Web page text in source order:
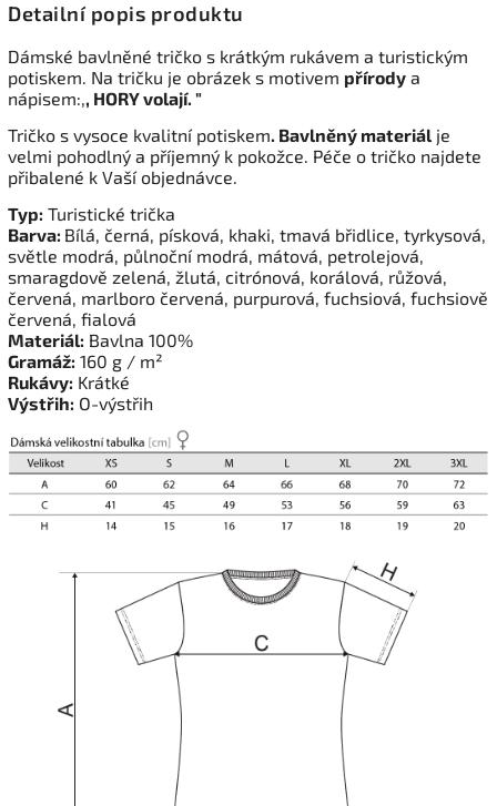
Detailní popis produktu
Dámské bavlněné tričko s krátkým rukávem a turistickým
potiskem. Na tričku je obrázek s motivem přírody a
nápisem:,, HORY volají. "
Tričko s vysoce kvalitní potiskem. Bavlněný materiál je
velmi pohodlný a příjemný k pokožce. Péče o tričko najdete
přibalené k Vaší objednávce.
Typ: Turistické trička
Barva: Bílá, černá, písková, khaki, tmavá břidlice, tyrkysová,
světle modrá, půlnoční modrá, mátová, petrolejová,
smaragdově zelená, žlutá, citrónová, korálová, růžová,
červená, marlboro červená, purpurová, fuchsiová, fuchsiově
červená, fialová
Materiál: Bavlna 100%
Gramáž: 160 g / m²
Rukávy: Krátké
Výstřih: O-výstřih